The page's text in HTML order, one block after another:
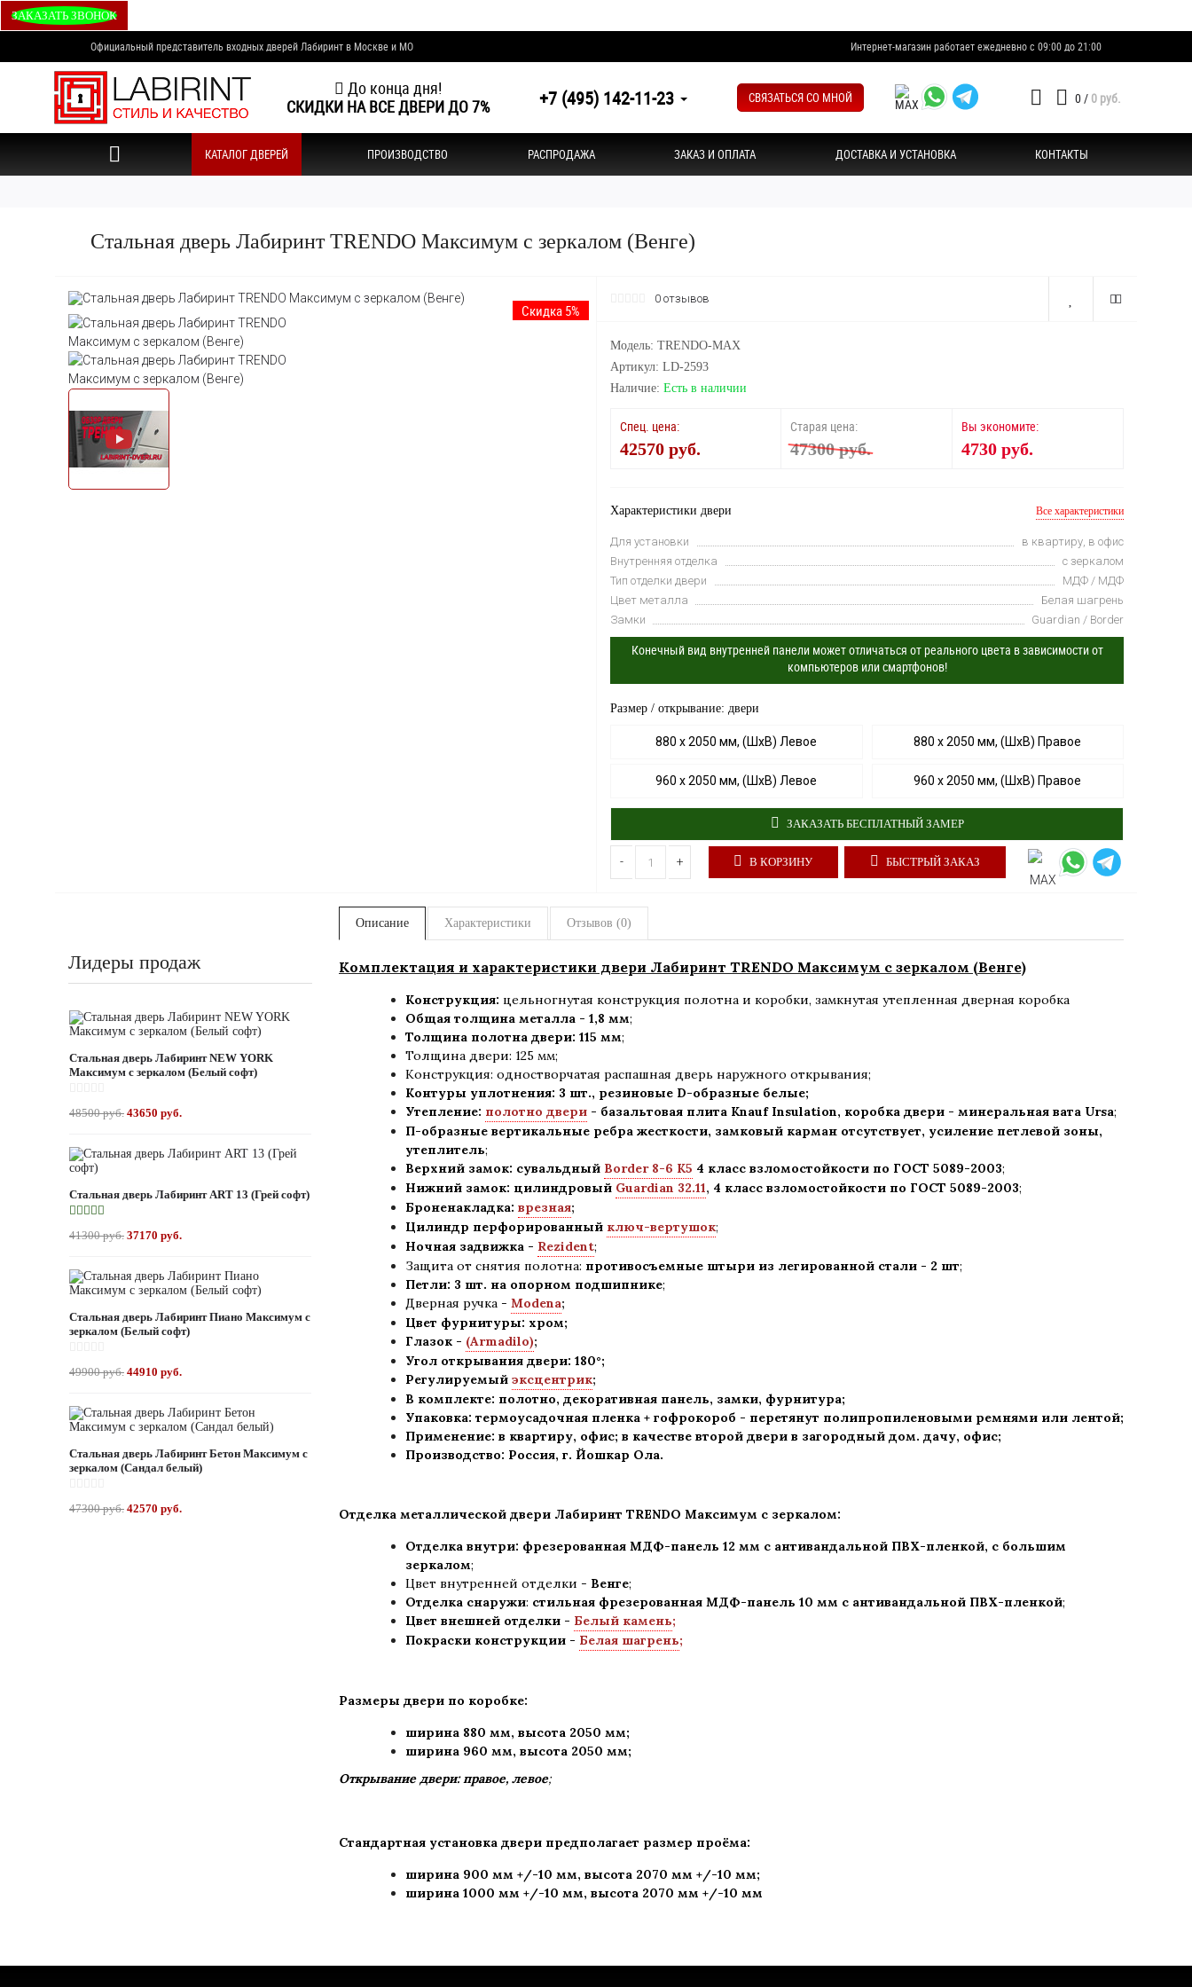
ЗАКАЗАТЬ ЗВОНОК
Официальный представитель входных дверей Лабиринт в Москве и МО Интернет-магазин работает ежедневно с 09:00 до 21:00
До конца дня!
СКИДКИ НА ВСЕ ДВЕРИ ДО 7%
+7 (495) 142-11-23 СВЯЗАТЬСЯ СО МНОЙ 0/ 0 руб.
КАТАЛОГ ДВЕРЕЙ ПРОИЗВОДСТВО РАСПРОДАЖА ЗАКАЗ И ОПЛАТА ДОСТАВКА И УСТАНОВКА КОНТАКТЫ
Стальная дверь Лабиринт TRENDO Максимум с зеркалом (Венге)
Скидка 5%
0 отзывов
Модель: TRENDO-MAX
Артикул: LD-2593
Наличие: Есть в наличии
Спец. цена:
42570 руб.
Старая цена:
47300 руб.
Вы экономите:
4730 руб.
Характеристики двери Все характеристики
Для установки
в квартиру, в офис
Внутренняя отделка
с зеркалом
Тип отделки двери
МДФ / МДФ
Цвет металла
Белая шагрень
Замки
Guardian / Border
Конечный вид внутренней панели может отличаться от реального цвета в зависимости от
компьютеров или смартфонов!
Размер / открывание: двери
880 х 2050 мм, (ШхВ) Левое 880 х 2050 мм, (ШхВ) Правое
960 х 2050 мм, (ШхВ) Левое 960 х 2050 мм, (ШхВ) Правое
ЗАКАЗАТЬ БЕСПЛАТНЫЙ ЗАМЕР
- + В КОРЗИНУ БЫСТРЫЙ ЗАКАЗ
Лидеры продаж
Стальная дверь Лабиринт NEW YORK
Максимум с зеркалом (Белый софт)
48500 руб. 43650 руб.
Стальная дверь Лабиринт ART 13 (Грей софт)
41300 руб. 37170 руб.
Стальная дверь Лабиринт Пиано Максимум с
зеркалом (Белый софт)
49900 руб. 44910 руб.
Стальная дверь Лабиринт Бетон Максимум с
зеркалом (Сандал белый)
47300 руб. 42570 руб.
Описание Характеристики Отзывов (0)
Комплектация и характеристики двери Лабиринт TRENDO Максимум с зеркалом (Венге)
Конструкция: цельногнутая конструкция полотна и коробки, замкнутая утепленная дверная коробка
Общая толщина металла - 1,8 мм;
Толщина полотна двери: 115 мм;
Толщина двери: 125 мм;
Конструкция: одностворчатая распашная дверь наружного открывания;
Контуры уплотнения: 3 шт., резиновые D-образные белые;
Утепление: полотно двери - базальтовая плита Knauf Insulation, коробка двери - минеральная вата Ursa;
П-образные вертикальные ребра жесткости, замковый карман отсутствует, усиление петлевой зоны,
утеплитель;
Верхний замок: сувальдный Border 8-6 K5 4 класс взломостойкости по ГОСТ 5089-2003;
Нижний замок: цилиндровый Guardian 32.11, 4 класс взломостойкости по ГОСТ 5089-2003;
Броненакладка: врезная;
Цилиндр перфорированный ключ-вертушок;
Ночная задвижка - Rezident;
Защита от снятия полотна: противосъемные штыри из легированной стали - 2 шт;
Петли: 3 шт. на опорном подшипнике;
Дверная ручка - Modena;
Цвет фурнитуры: хром;
Глазок - (Armadilo);
Угол открывания двери: 180°;
Регулируемый эксцентрик;
В комплекте: полотно, декоративная панель, замки, фурнитура;
Упаковка: термоусадочная пленка + гофрокороб - перетянут полипропиленовыми ремнями или лентой;
Применение: в квартиру, офис; в качестве второй двери в загородный дом. дачу, офис;
Производство: Россия, г. Йошкар Ола.
Отделка металлической двери Лабиринт TRENDO Максимум с зеркалом:
Отделка внутри: фрезерованная МДФ-панель 12 мм с антивандальной ПВХ-пленкой, с большим
зеркалом;
Цвет внутренней отделки - Венге;
Отделка снаружи: стильная фрезерованная МДФ-панель 10 мм с антивандальной ПВХ-пленкой;
Цвет внешней отделки - Белый камень;
Покраски конструкции - Белая шагрень;
Размеры двери по коробке:
ширина 880 мм, высота 2050 мм;
ширина 960 мм, высота 2050 мм;
Открывание двери: правое, левое;
Стандартная установка двери предполагает размер проёма:
ширина 900 мм +/-10 мм, высота 2070 мм +/-10 мм;
ширина 1000 мм +/-10 мм, высота 2070 мм +/-10 мм